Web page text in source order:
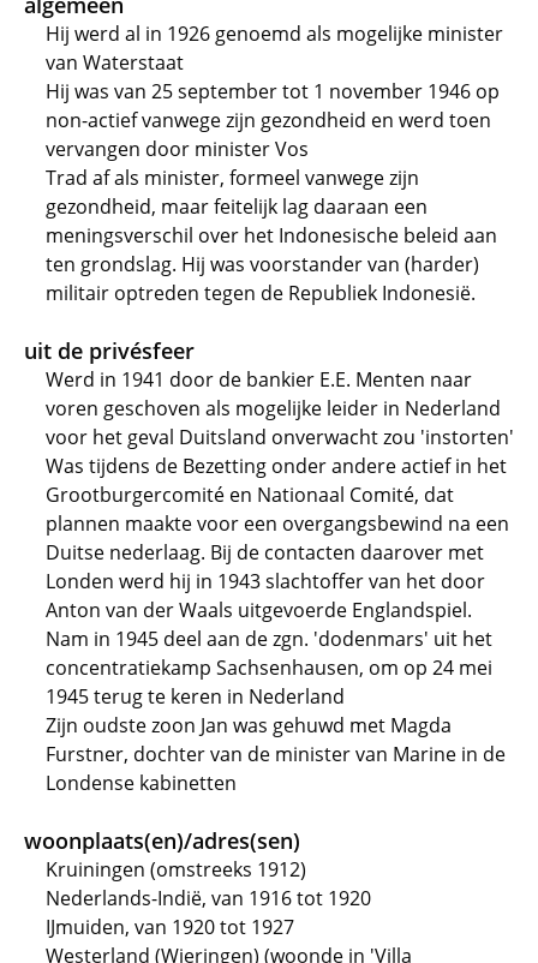
Hij werd al in 1926 genoemd als mogelijke minister
van Waterstaat
Hij was van 25 september tot 1 november 1946 op
non-actief vanwege zijn gezondheid en werd toen
vervangen door minister Vos
Trad af als minister, formeel vanwege zijn
gezondheid, maar feitelijk lag daaraan een
meningsverschil over het Indonesische beleid aan
ten grondslag. Hij was voorstander van (harder)
militair optreden tegen de Republiek Indonesië.
uit de privésfeer
Werd in 1941 door de bankier E.E. Menten naar
voren geschoven als mogelijke leider in Nederland
voor het geval Duitsland onverwacht zou 'instorten'
Was tijdens de Bezetting onder andere actief in het
Grootburgercomité en Nationaal Comité, dat
plannen maakte voor een overgangsbewind na een
Duitse nederlaag. Bij de contacten daarover met
Londen werd hij in 1943 slachtoffer van het door
Anton van der Waals uitgevoerde Englandspiel.
Nam in 1945 deel aan de zgn. 'dodenmars' uit het
concentratiekamp Sachsenhausen, om op 24 mei
1945 terug te keren in Nederland
Zijn oudste zoon Jan was gehuwd met Magda
Furstner, dochter van de minister van Marine in de
Londense kabinetten
woonplaats(en)/adres(sen)
Kruiningen (omstreeks 1912)
Nederlands-Indië, van 1916 tot 1920
IJmuiden, van 1920 tot 1927
Westerland (Wieringen) (woonde in 'Villa